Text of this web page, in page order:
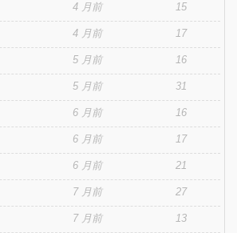
4 月前 15
4 月前 17
5 月前 16
5 月前 31
6 月前 16
6 月前 17
6 月前 21
7 月前 27
7 月前 13